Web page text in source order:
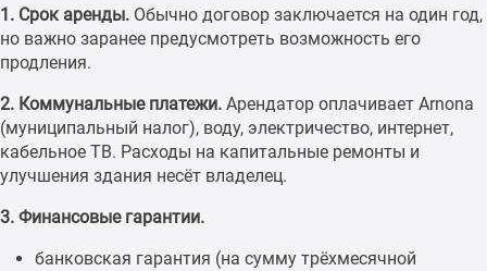
1. Срок аренды. Обычно договор заключается на один год,
но важно заранее предусмотреть возможность его
продления.
2. Коммунальные платежи. Арендатор оплачивает Arnona
(муниципальный налог), воду, электричество, интернет,
кабельное ТВ. Расходы на капитальные ремонты и
улучшения здания несёт владелец.
3. Финансовые гарантии.
банковская гарантия (на сумму трёхмесячной